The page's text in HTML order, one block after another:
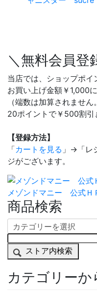
＼無料会員登
当店では、ショップポイ
お買い上げ金額￥1,000
（端数は加算されません
20ポイントで￥500割引
【登録方法】
「カートを見る 」→「レ
ジがございます。
メゾンドマニー 公式Ｈ
商品検索
ストア内検索
カテゴリーか